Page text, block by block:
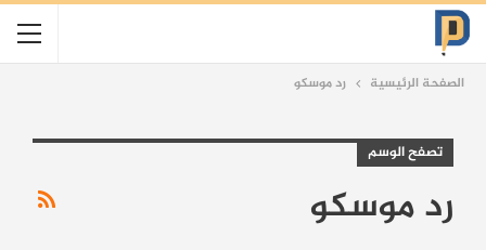
الصفحة الرئيسية رد موسكو
تصفح الوسم
رد موسكو